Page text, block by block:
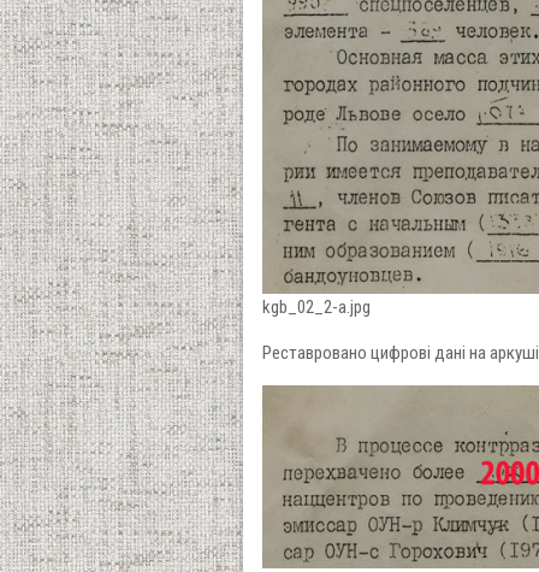
kgb_02_2-a.jpg
Реставровано цифрові дані на